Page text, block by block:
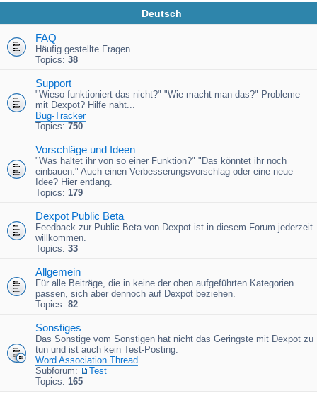
Deutsch
FAQ
Häufig gestellte Fragen
Topics: 38
Support
"Wieso funktioniert das nicht?" "Wie macht man das?" Probleme
mit Dexpot? Hilfe naht...
Bug-Tracker
Topics: 750
Vorschläge und Ideen
"Was haltet ihr von so einer Funktion?" "Das könntet ihr noch
einbauen." Auch einen Verbesserungsvorschlag oder eine neue
Idee? Hier entlang.
Topics: 179
Dexpot Public Beta
Feedback zur Public Beta von Dexpot ist in diesem Forum jederzeit
willkommen.
Topics: 33
Allgemein
Für alle Beiträge, die in keine der oben aufgeführten Kategorien
passen, sich aber dennoch auf Dexpot beziehen.
Topics: 82
Sonstiges
Das Sonstige vom Sonstigen hat nicht das Geringste mit Dexpot zu
tun und ist auch kein Test-Posting.
Word Association Thread
Subforum:
Test
Topics: 165